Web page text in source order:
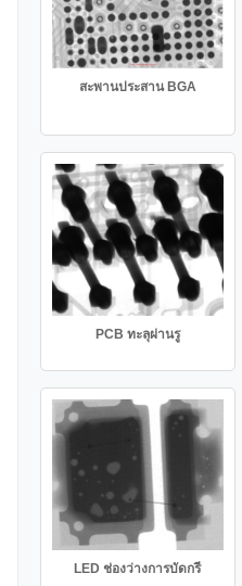
สะพานประสาน BGA
PCB ทะลุผ่านรู
LED ช่องว่างการบัดกรี